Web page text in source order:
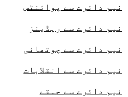
نیم دائرے سے پوائنٹس
نیم دائرے سے ریڈینز
نیم دائرے سے چوتھائی
نیم دائرے سے انقلابات
نیم دائرے سے حلقے